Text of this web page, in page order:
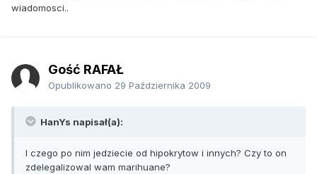
wiadomosci..
Gość RAFAŁ
Opublikowano 29 Października 2009
HanYs napisał(a):
I czego po nim jedziecie od hipokrytow i innych? Czy to on
zdelegalizowal wam marihuane?